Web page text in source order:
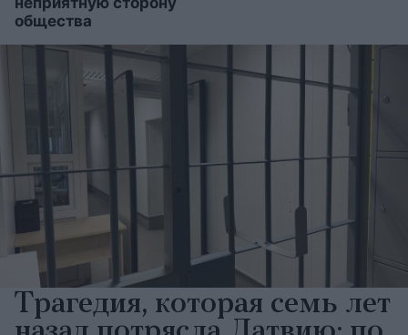
общества
Трагедия, которая семь лет